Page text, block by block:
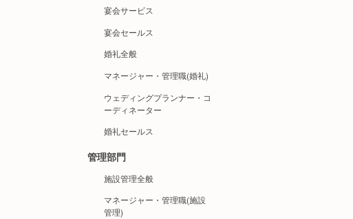
宴会サービス
宴会セールス
婚礼全般
マネージャー・管理職(婚礼)
ウェディングプランナー・コ
ーディネーター
婚礼セールス
管理部門
施設管理全般
マネージャー・管理職(施設
管理)